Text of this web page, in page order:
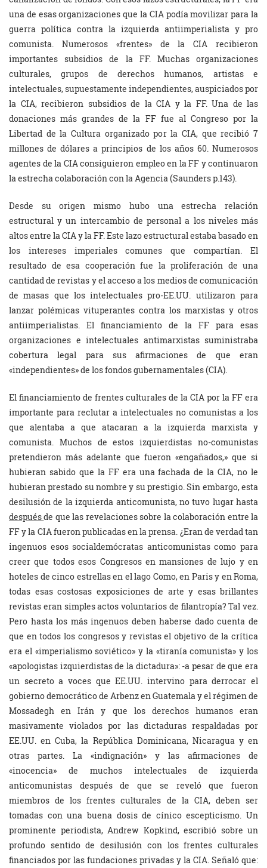
una de esas organizaciones que la CIA podía movilizar para la
guerra política contra la izquierda antiimperialista y pro
comunista. Numerosos «frentes» de la CIA recibieron
importantes subsidios de la FF. Muchas organizaciones
culturales, grupos de derechos humanos, artistas e
intelectuales, supuestamente independientes, auspiciados por
la CIA, recibieron subsidios de la CIA y la FF. Una de las
donaciones más grandes de la FF fue al Congreso por la
Libertad de la Cultura organizado por la CIA, que recibió 7
millones de dólares a principios de los años 60. Numerosos
agentes de la CIA consiguieron empleo en la FF y continuaron
la estrecha colaboración con la Agencia (Saunders p.143).
Desde su origen mismo hubo una estrecha relación
estructural y un intercambio de personal a los niveles más
altos entre la CIA y la FF. Este lazo estructural estaba basado en
los intereses imperiales comunes que compartían. El
resultado de esa cooperación fue la proliferación de una
cantidad de revistas y el acceso a los medios de comunicación
de masas que los intelectuales pro-EE.UU. utilizaron para
lanzar polémicas vituperantes contra los marxistas y otros
antiimperialistas. El financiamiento de la FF para esas
organizaciones e intelectuales antimarxistas suministraba
cobertura legal para sus afirmaciones de que eran
«independientes» de los fondos gubernamentales (CIA).
El financiamiento de frentes culturales de la CIA por la FF era
importante para reclutar a intelectuales no comunistas a los
que alentaba a que atacaran a la izquierda marxista y
comunista. Muchos de estos izquierdistas no-comunistas
pretendieron más adelante que fueron «engañados,» que si
hubieran sabido que la FF era una fachada de la CIA, no le
hubieran prestado su nombre y su prestigio. Sin embargo, esta
desilusión de la izquierda anticomunista, no tuvo lugar hasta
despuésde que las revelaciones sobre la colaboración entre la
FF y la CIA fueron publicadas en la prensa. ¿Eran de verdad tan
ingenuos esos socialdemócratas anticomunistas como para
creer que todos esos Congresos en mansiones de lujo y en
hoteles de cinco estrellas en el lago Como, en Paris y en Roma,
todas esas costosas exposiciones de arte y esas brillantes
revistas eran simples actos voluntarios de filantropía? Tal vez.
Pero hasta los más ingenuos deben haberse dado cuenta de
que en todos los congresos y revistas el objetivo de la crítica
era el «imperialismo soviético» y la «tiranía comunista» y los
«apologistas izquierdistas de la dictadura»: -a pesar de que era
un secreto a voces que EE.UU. intervino para derrocar el
gobierno democrático de Arbenz en Guatemala y el régimen de
Mossadegh en Irán y que los derechos humanos eran
masivamente violados por las dictaduras respaldadas por
EE.UU. en Cuba, la República Dominicana, Nicaragua y en
otras partes. La «indignación» y las afirmaciones de
«inocencia» de muchos intelectuales de izquierda
anticomunistas después de que se reveló que fueron
miembros de los frentes culturales de la CIA, deben ser
tomadas con una buena dosis de cínico escepticismo. Un
prominente periodista, Andrew Kopkind, escribió sobre un
profundo sentido de desilusión con los frentes culturales
financiados por las fundaciones privadas y la CIA. Señaló que: